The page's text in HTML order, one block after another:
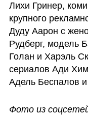
Лихи Гринер,
крупного
Дуду Аарон с
Рудберг, модель
Голан и Харэль
сериалов Ади
Адель Беспалов и
Фото из